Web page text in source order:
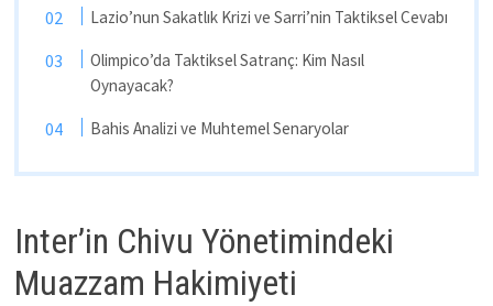
Lazio’nun Sakatlık Krizi ve Sarri’nin Taktiksel Cevabı
Olimpico’da Taktiksel Satranç: Kim Nasıl
Oynayacak?
Bahis Analizi ve Muhtemel Senaryolar
Inter’in Chivu Yönetimindeki
Muazzam Hakimiyeti